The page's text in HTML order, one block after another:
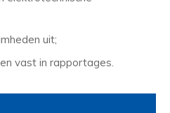
uit;
vast in rapportages.